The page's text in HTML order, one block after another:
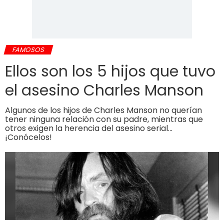
FAMOSOS
Ellos son los 5 hijos que tuvo
el asesino Charles Manson
Algunos de los hijos de Charles Manson no querían
tener ninguna relación con su padre, mientras que
otros exigen la herencia del asesino serial...
¡Conócelos!